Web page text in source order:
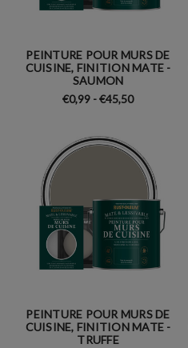
PEINTURE POUR MURS DE
CUISINE, FINITION MATE -
SAUMON
€0,99 - €45,50
PEINTURE POUR MURS DE
CUISINE, FINITION MATE -
TRUFFE